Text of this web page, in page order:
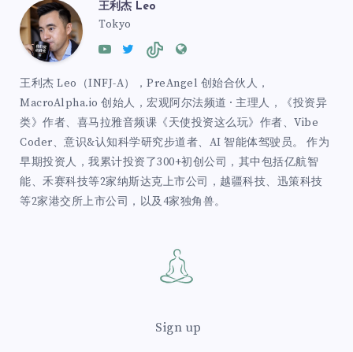
王利杰 Leo
Tokyo
王利杰 Leo（INFJ-A），PreAngel 创始合伙人，
MacroAlpha.io 创始人，宏观阿尔法频道 · 主理人，《投资异
类》作者、喜马拉雅音频课《天使投资这么玩》作者、Vibe
Coder、意识&认知科学研究步道者、AI 智能体驾驶员。 作为
早期投资人，我累计投资了300+初创公司，其中包括亿航智
能、禾赛科技等2家纳斯达克上市公司，越疆科技、迅策科技
等2家港交所上市公司，以及4家独角兽。
Sign up